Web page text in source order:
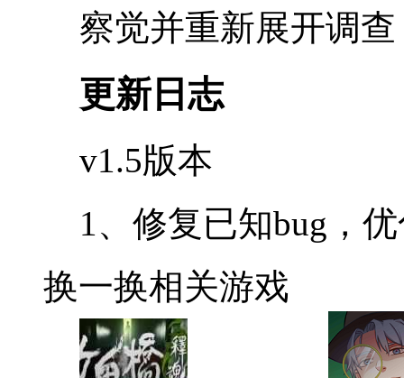
察觉并重新展开调查
更新日志
v1.5版本
1、修复已知bug，
换一换相关游戏